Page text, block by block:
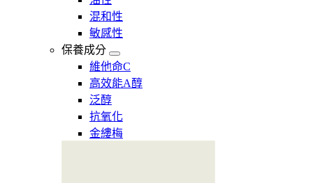
混和性
敏感性
保養成分
維他命C
高效能A醇
泛醇
抗氧化
金縷梅